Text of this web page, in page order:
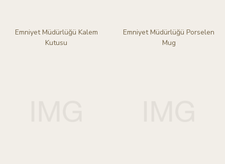
Emniyet Müdürlüğü Kalem
Kutusu
Emniyet Müdürlüğü Porselen
Mug